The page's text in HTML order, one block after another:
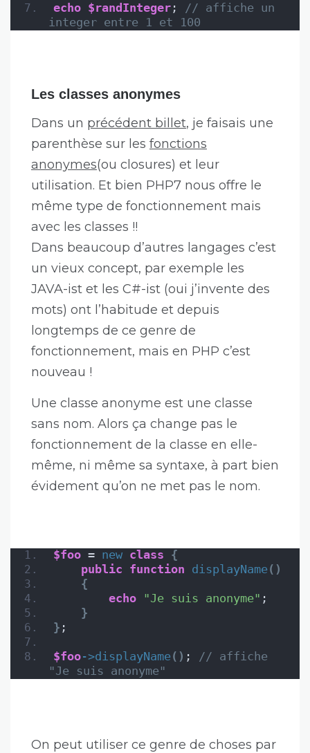
echo $randInteger ; // affiche un
integer entre 1 et 100
Les classes anonymes
Dans un précédent billet, je faisais une
parenthèse sur les fonctions
anonymes(ou closures) et leur
utilisation. Et bien PHP7 nous offre le
même type de fonctionnement mais
avec les classes !!
Dans beaucoup d’autres langages c’est
un vieux concept, par exemple les
JAVA-ist et les C#-ist (oui j’invente des
mots) ont l’habitude et depuis
longtemps de ce genre de
fonctionnement, mais en PHP c’est
nouveau !
Une classe anonyme est une classe
sans nom. Alors ça change pas le
fonctionnement de la classe en elle-
même, ni même sa syntaxe, à part bien
évidement qu’on ne met pas le nom.
$foo = new class {
public function displayName()
{
echo "Je suis anonyme" ;
}
} ;
$foo->displayName() ; // affiche
"Je suis anonyme"
On peut utiliser ce genre de choses par